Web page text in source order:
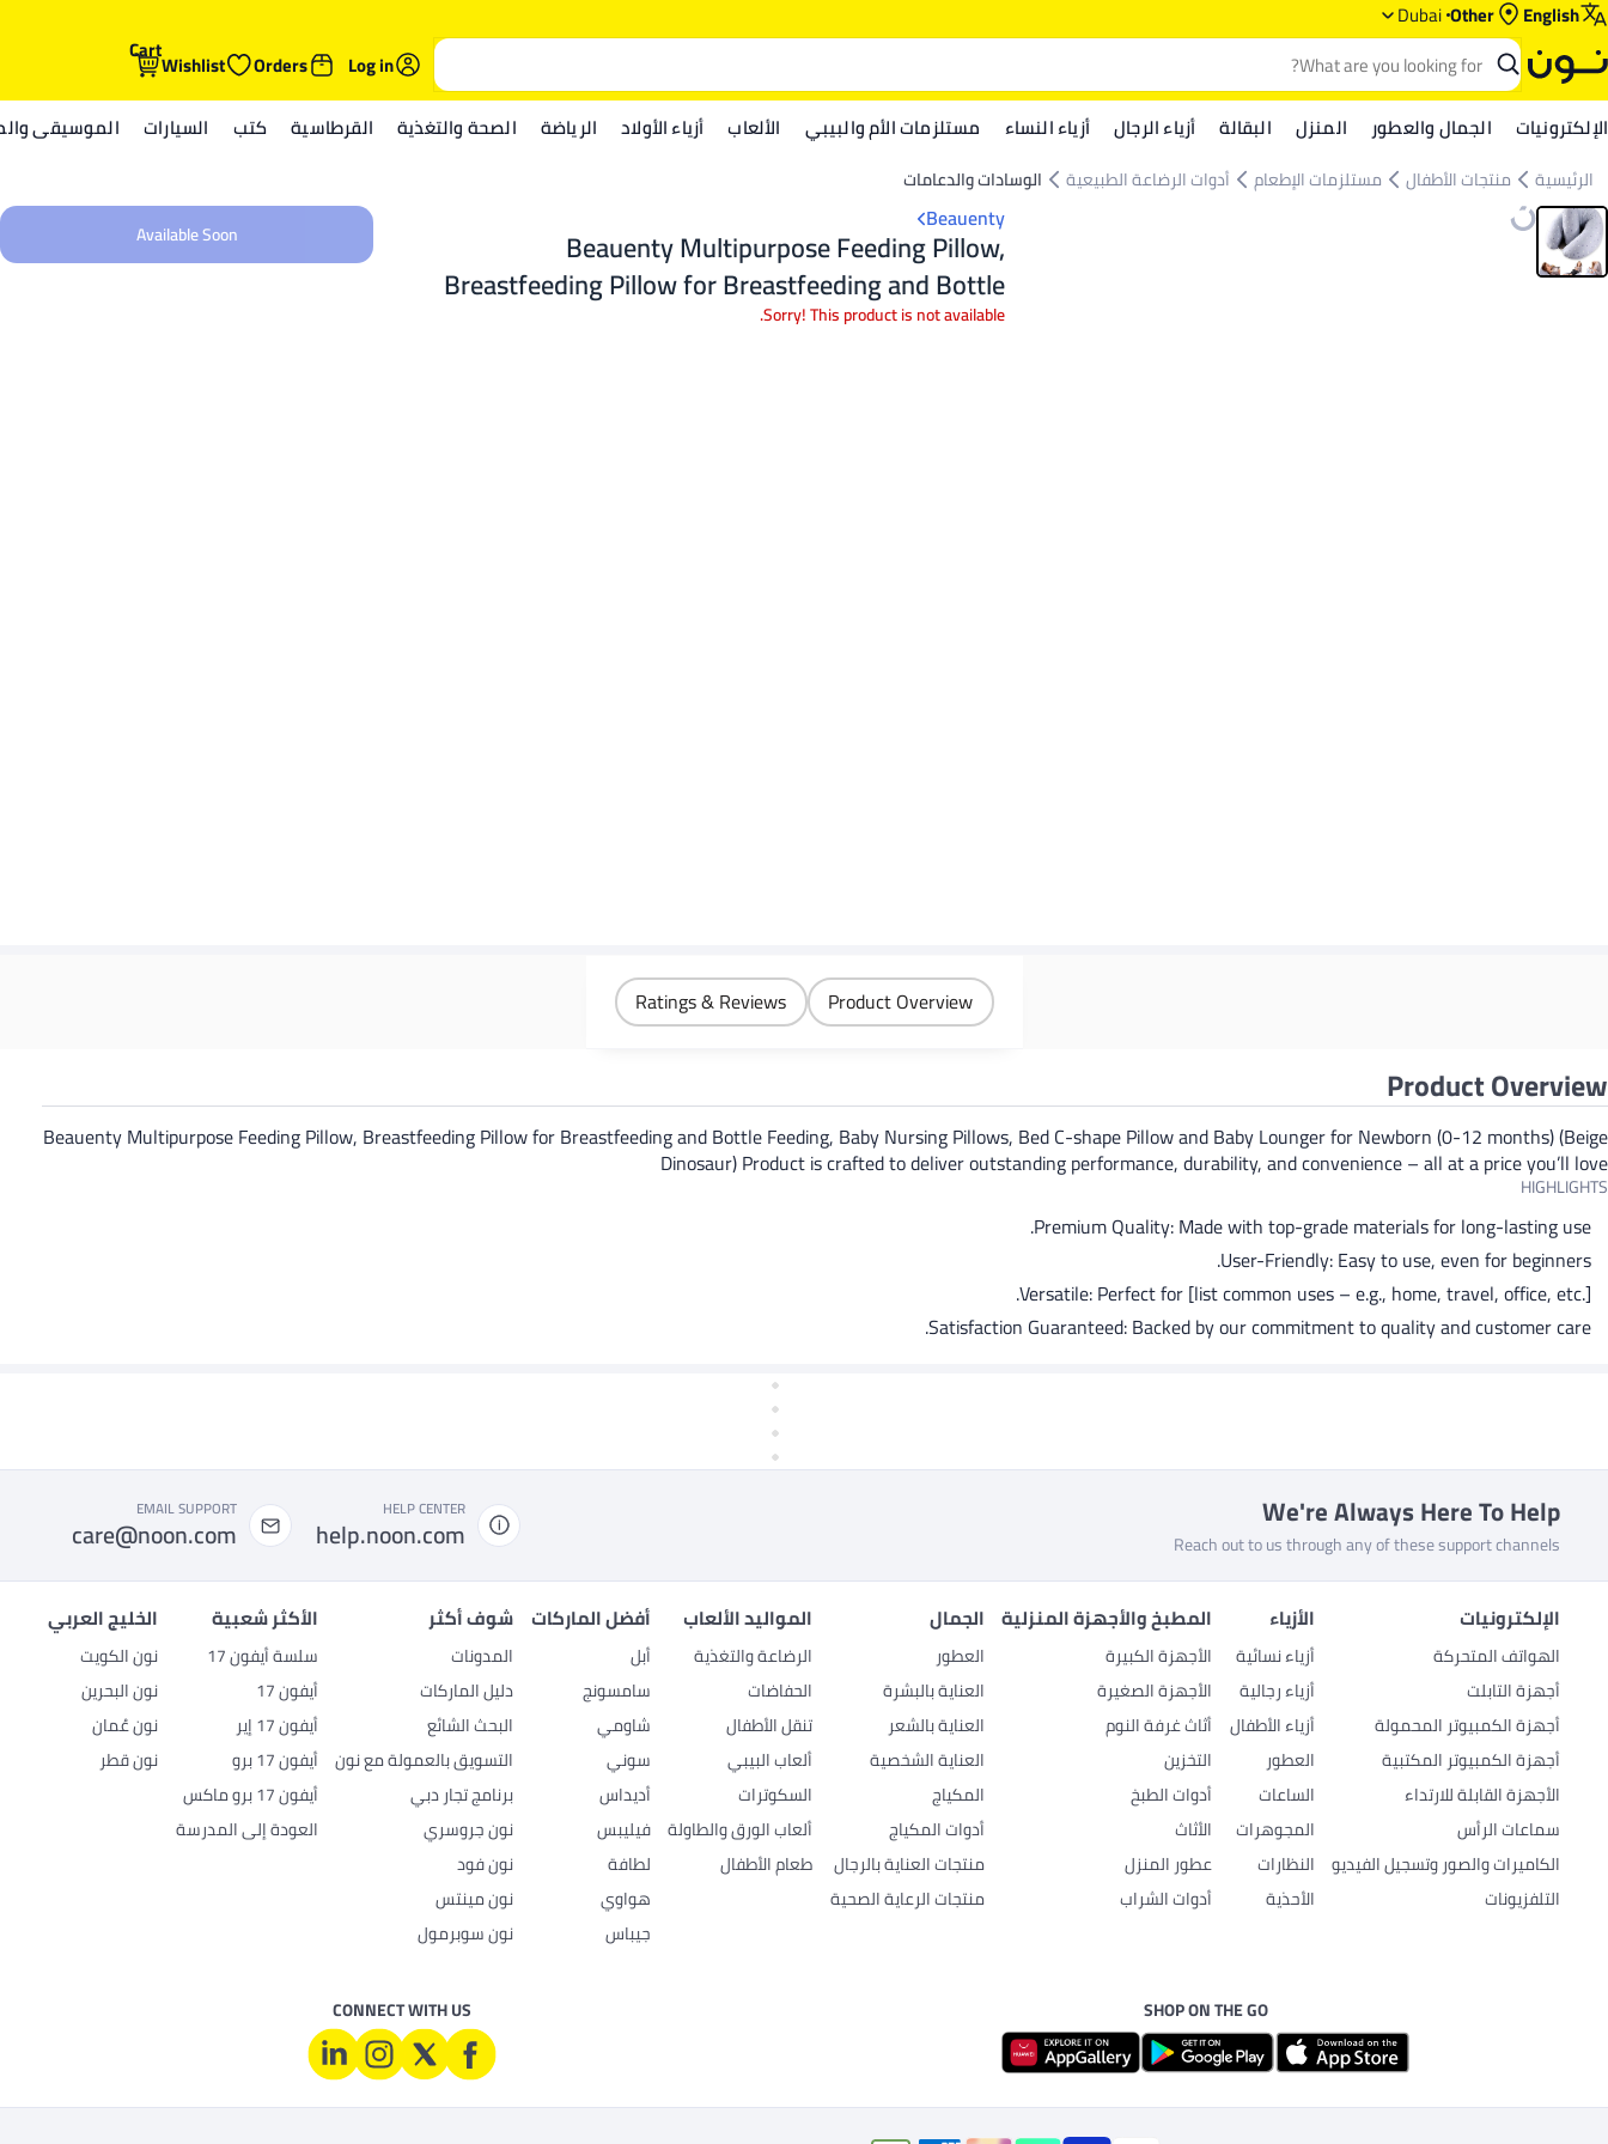
English
Other
Dubai
Log in
Orders
Wishlist
Cart
الإلكترونيات الجمال والعطور المنزل البقالة أزياء الرجال أزياء النساء مستلزمات الأم والبيبي الألعاب أزياء الأولاد الرياضة الصحة والتغذية القرطاسية كتب السيارات الموسيقى
الرئيسية منتجات الأطفال مستلزمات الإطعام أدوات الرضاعة الطبيعية الوسادات والدعامات
Beauenty
Beauenty Multipurpose Feeding Pillow,
Breastfeeding Pillow for Breastfeeding and Bottle
Feeding, Baby Nursing Pillows, Bed C-shape Pillow
Sorry! This product is not available.
Available Soon
Product Overview
Ratings & Reviews
Product Overview
Beauenty Multipurpose Feeding Pillow, Breastfeeding Pillow for Breastfeeding and Bottle Feeding, Baby Nursing Pillows, Bed C-shape Pillow and Baby Lounger for Newborn (0-12 months) (Beige
Dinosaur) Product is crafted to deliver outstanding performance, durability, and convenience – all at a price you’ll love
HIGHLIGHTS
Premium Quality: Made with top-grade materials for long-lasting use.
User-Friendly: Easy to use, even for beginners.
Versatile: Perfect for [list common uses – e.g., home, travel, office, etc.].
Satisfaction Guaranteed: Backed by our commitment to quality and customer care.
We're Always Here To Help
Reach out to us through any of these support channels
HELP CENTER
help.noon.com
EMAIL SUPPORT
care@noon.com
الإلكترونيات
الهواتف المتحركة
أجهزة التابلت
أجهزة الكمبيوتر المحمولة
أجهزة الكمبيوتر المكتبية
الأجهزة القابلة للارتداء
سماعات الرأس
الكاميرات والصور وتسجيل الفيديو
التلفزيونات
الأزياء
أزياء نسائية
أزياء رجالية
أزياء الأطفال
العطور
الساعات
المجوهرات
النظارات
الأحذية
المطبخ والأجهزة المنزلية
الأجهزة الكبيرة
الأجهزة الصغيرة
أثاث غرفة النوم
التخزين
أدوات الطبخ
الأثاث
عطور المنزل
أدوات الشراب
الجمال
العطور
العناية بالبشرة
العناية بالشعر
العناية الشخصية
المكياج
أدوات المكياج
منتجات العناية بالرجال
منتجات الرعاية الصحية
المواليد الألعاب
الرضاعة والتغذية
الحفاضات
تنقل الأطفال
ألعاب البيبي
السكوترات
ألعاب الورق والطاولة
طعام الأطفال
أفضل الماركات
أبل
سامسونج
شاومي
سوني
أديداس
فيليبس
لطافة
هواوي
جيباس
شوف أكثر
المدونات
دليل الماركات
البحث الشائع
التسويق بالعمولة مع نون
برنامج تجار دبي
نون جروسري
نون فود
نون مينتس
نون سوبرمول
الأكثر شعبية
سلسة أيفون 17
أيفون 17
أيفون 17 إير
أيفون 17 برو
أيفون 17 برو ماكس
العودة إلى المدرسة
الخليج العربي
نون الكويت
نون البحرين
نون عُمان
نون قطر
SHOP ON THE GO
CONNECT WITH US